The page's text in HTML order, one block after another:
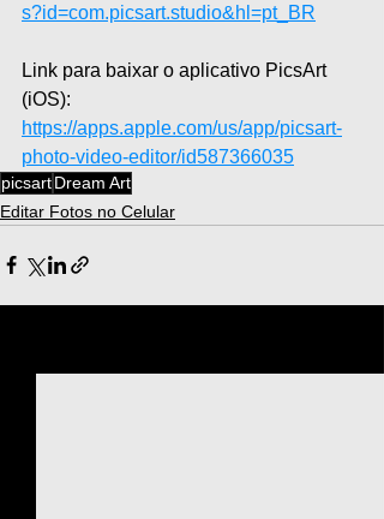
s?id=com.picsart.studio&hl=pt_BR
Link para baixar o aplicativo PicsArt
(iOS):
https://apps.apple.com/us/app/picsart-
photo-video-editor/id587366035
picsartDream Art
Editar Fotos no Celular